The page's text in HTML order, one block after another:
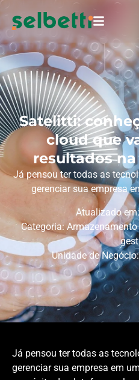
Satelitti:
cloud que
resultados
Já pensou ter todas as
gerenciar sua empresa
Atualizado
Categoria:
Unidade de
Já pensou ter todas as
gerenciar sua empresa em